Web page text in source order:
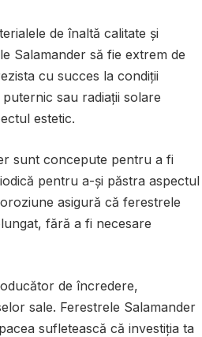
de înaltă calitate și
Salamander să fie extrem de
cu succes la condiții
sau radiații solare
estetic.
sunt concepute pentru a fi
pentru a-și păstra aspectul
asigură că ferestrele
fără a fi necesare
de încredere,
sale. Ferestrele Salamander
sufletească că investiția ta